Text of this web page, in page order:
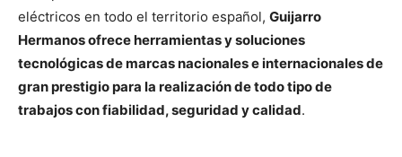
eléctricos en todo el territorio español, Guijarro
Hermanos ofrece herramientas y soluciones
tecnológicas de marcas nacionales e internacionales de
gran prestigio para la realización de todo tipo de
trabajos con fiabilidad, seguridad y calidad.